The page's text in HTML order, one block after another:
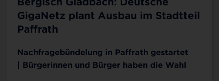
GigaNetz plant Ausbau im Stadtteil
Paffrath
Nachfragebündelung in Paffrath gestartet
| Bürgerinnen und Bürger haben die Wahl